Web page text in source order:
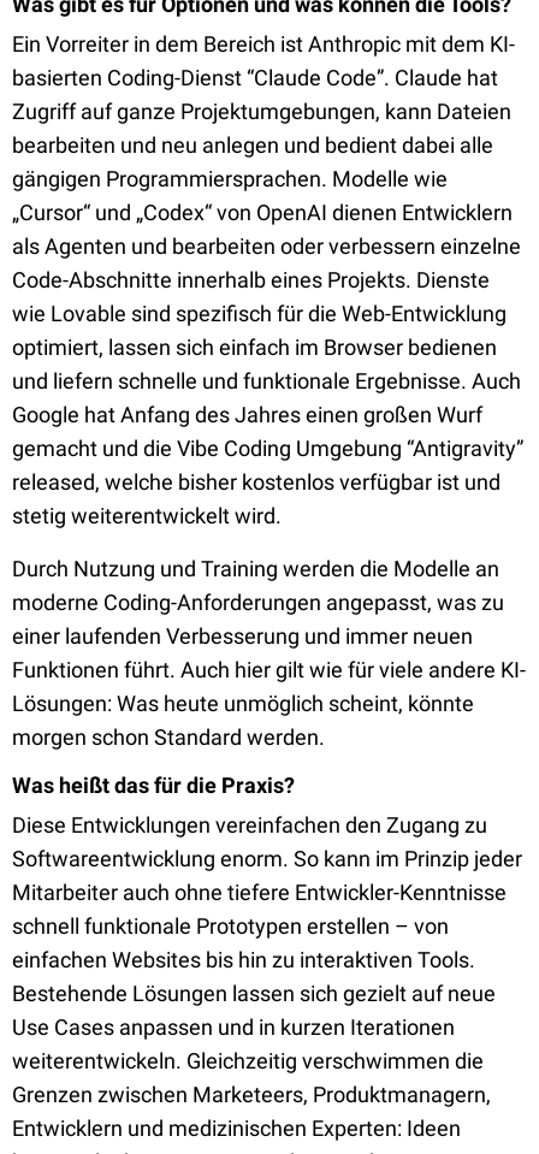
Ein Vorreiter in dem Bereich ist Anthropic mit dem KI-
basierten Coding-Dienst “Claude Code”. Claude hat
Zugriff auf ganze Projektumgebungen, kann Dateien
bearbeiten und neu anlegen und bedient dabei alle
gängigen Programmiersprachen. Modelle wie
„Cursor“ und „Codex“ von OpenAI dienen Entwicklern
als Agenten und bearbeiten oder verbessern einzelne
Code-Abschnitte innerhalb eines Projekts. Dienste
wie Lovable sind spezifisch für die Web-Entwicklung
optimiert, lassen sich einfach im Browser bedienen
und liefern schnelle und funktionale Ergebnisse. Auch
Google hat Anfang des Jahres einen großen Wurf
gemacht und die Vibe Coding Umgebung “Antigravity”
released, welche bisher kostenlos verfügbar ist und
stetig weiterentwickelt wird.
Durch Nutzung und Training werden die Modelle an
moderne Coding-Anforderungen angepasst, was zu
einer laufenden Verbesserung und immer neuen
Funktionen führt. Auch hier gilt wie für viele andere KI-
Lösungen: Was heute unmöglich scheint, könnte
morgen schon Standard werden.
Was heißt das für die Praxis?
Diese Entwicklungen vereinfachen den Zugang zu
Softwareentwicklung enorm. So kann im Prinzip jeder
Mitarbeiter auch ohne tiefere Entwickler-Kenntnisse
schnell funktionale Prototypen erstellen – von
einfachen Websites bis hin zu interaktiven Tools.
Bestehende Lösungen lassen sich gezielt auf neue
Use Cases anpassen und in kurzen Iterationen
weiterentwickeln. Gleichzeitig verschwimmen die
Grenzen zwischen Marketeers, Produktmanagern,
Entwicklern und medizinischen Experten: Ideen